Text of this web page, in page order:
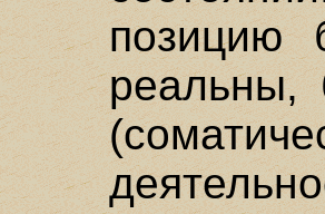
позицию
реальны,